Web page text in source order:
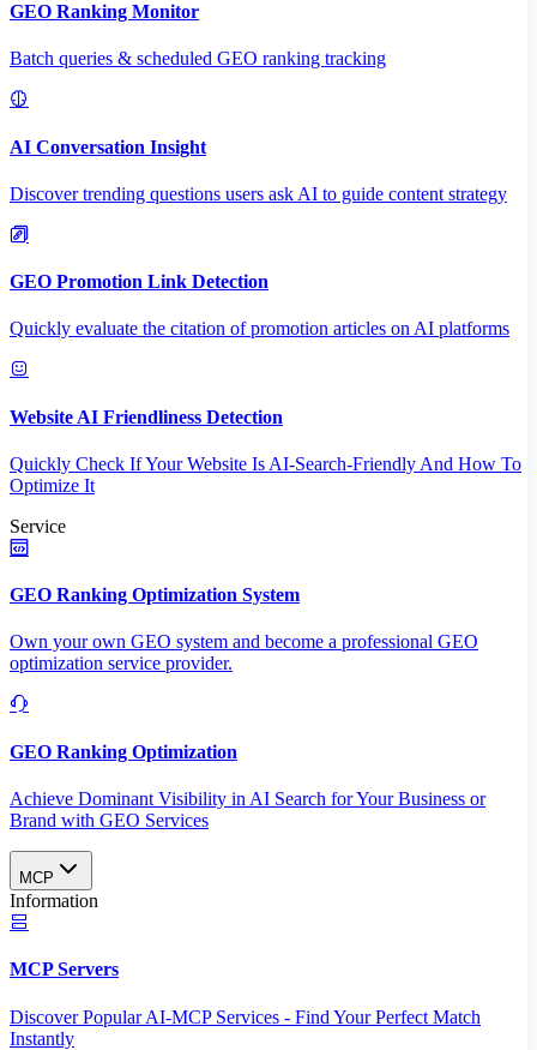
GEO Ranking Monitor
Batch queries & scheduled GEO ranking tracking
AI Conversation Insight
Discover trending questions users ask AI to guide content strategy
GEO Promotion Link Detection
Quickly evaluate the citation of promotion articles on AI platforms
Website AI Friendliness Detection
Quickly Check If Your Website Is AI-Search-Friendly And How To
Optimize It
Service
GEO Ranking Optimization System
Own your own GEO system and become a professional GEO
optimization service provider.
GEO Ranking Optimization
Achieve Dominant Visibility in AI Search for Your Business or
Brand with GEO Services​
MCP
Information
MCP Servers
Discover Popular AI-MCP Services - Find Your Perfect Match
Instantly